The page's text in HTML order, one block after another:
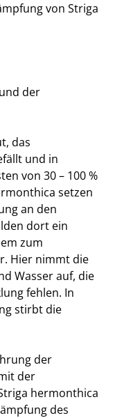
von Striga
der
das
und in
von 30 – 100 %
setzen
an den
dort ein
zum
Hier nimmt die
Wasser auf, die
fehlen. In
stirbt die
der
der
hermonthica
des